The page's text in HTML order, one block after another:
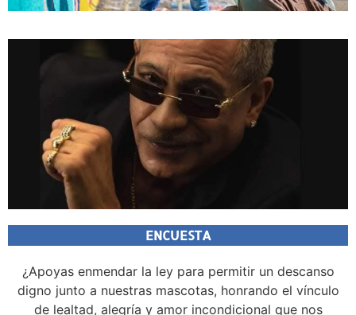
ENCUESTA
¿Apoyas enmendar la ley para permitir un descanso
digno junto a nuestras mascotas, honrando el vínculo
de lealtad, alegría y amor incondicional que nos